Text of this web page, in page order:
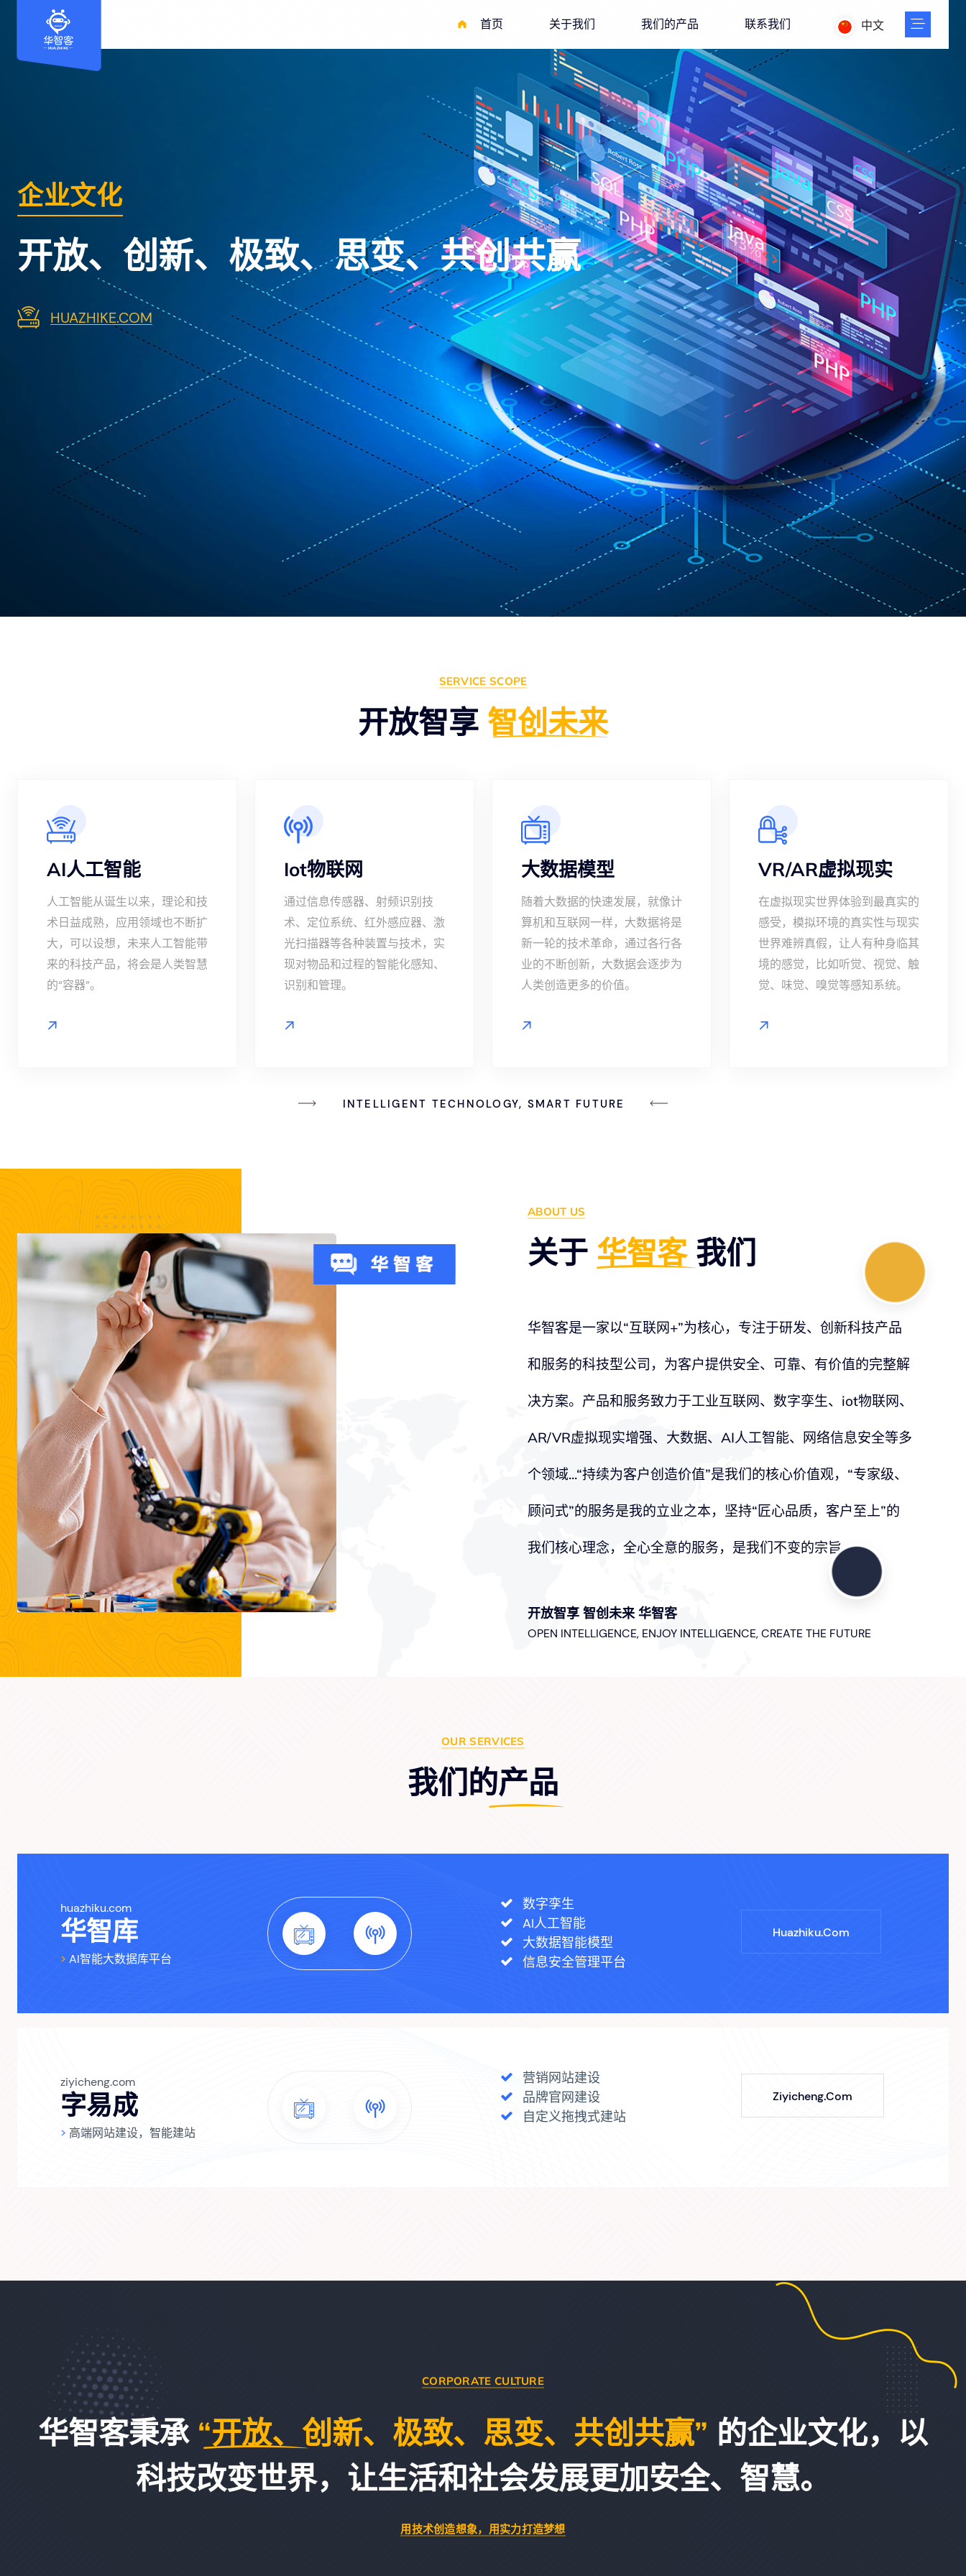
首页 关于我们 我们的产品 联系我们 中文
开放智享 智创未来
推进企业数智化 实现高质量发展
HUAZHIKE.COM
企业文化
开放、创新、极致、思变、共创共赢
HUAZHIKE.COM
SERVICE SCOPE
开放智享 智创未来
AI人工智能
人工智能从诞生以来，理论和技
术日益成熟，应用领域也不断扩
大，可以设想，未来人工智能带
来的科技产品，将会是人类智慧
的“容器”。
Iot物联网
通过信息传感器、射频识别技
术、定位系统、红外感应器、激
光扫描器等各种装置与技术，实
现对物品和过程的智能化感知、
识别和管理。
大数据模型
随着大数据的快速发展，就像计
算机和互联网一样，大数据将是
新一轮的技术革命，通过各行各
业的不断创新，大数据会逐步为
人类创造更多的价值。
VR/AR虚拟现实
在虚拟现实世界体验到最真实的
感受，模拟环境的真实性与现实
世界难辨真假，让人有种身临其
境的感觉，比如听觉、视觉、触
觉、味觉、嗅觉等感知系统。
INTELLIGENT TECHNOLOGY, SMART FUTURE
ABOUT US
关于 华智客 我们
华智客是一家以“互联网+”为核心，专注于研发、创新科技产品
和服务的科技型公司，为客户提供安全、可靠、有价值的完整解
决方案。产品和服务致力于工业互联网、数字孪生、iot物联网、
AR/VR虚拟现实增强、大数据、AI人工智能、网络信息安全等多
个领域...“持续为客户创造价值”是我们的核心价值观，“专家级、
顾问式”的服务是我的立业之本，坚持“匠心品质，客户至上”的
我们核心理念，全心全意的服务，是我们不变的宗旨。
开放智享 智创未来 华智客
OPEN INTELLIGENCE, ENJOY INTELLIGENCE, CREATE THE FUTURE
OUR SERVICES
我们的产品
huazhiku.com
华智库
> AI智能大数据库平台
数字孪生
AI人工智能
大数据智能模型
信息安全管理平台
Huazhiku.com
ziyicheng.com
字易成
> 高端网站建设，智能建站
营销网站建设
品牌官网建设
自定义拖拽式建站
Ziyicheng.com
CORPORATE CULTURE
华智客秉承 “开放、创新、极致、思变、共创共赢” 的企业文化，以
科技改变世界，让生活和社会发展更加安全、智慧。
用技术创造想象，用实力打造梦想